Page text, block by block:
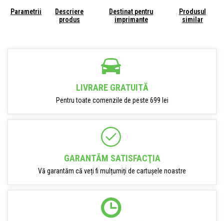
Parametrii
Descriere
produs
Destinat pentru
imprimante
Produsul
similar
LIVRARE GRATUITĂ
Pentru toate comenzile de peste 699 lei
GARANTĂM SATISFACŢIA
Vă garantăm că veți fi mulțumiți de cartușele noastre